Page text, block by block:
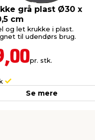
grå plast Ø30 x
cm
og let krukke i plast.
til udendørs brug.
pr. stk.
Se mere